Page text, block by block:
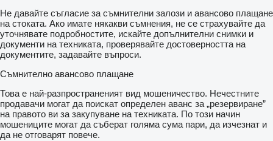
Не давайте съгласие за съмнителни залози и авансово плащане
на стоката. Ако имате някакви съмнения, не се страхувайте да
уточнявате подробностите, искайте допълнителни снимки и
документи на техниката, проверявайте достоверността на
документите, задавайте въпроси.
Съмнително авансово плащане
Това е най-разпространеният вид мошеничество. Нечестните
продавачи могат да поискат определен аванс за „резервиране”
на правото ви за закупуване на техниката. По този начин
мошениците могат да съберат голяма сума пари, да изчезнат и
да не отговарят повече.